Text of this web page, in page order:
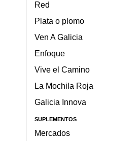
Red
Plata o plomo
Ven A Galicia
Enfoque
Vive el Camino
La Mochila Roja
Galicia Innova
SUPLEMENTOS
Mercados